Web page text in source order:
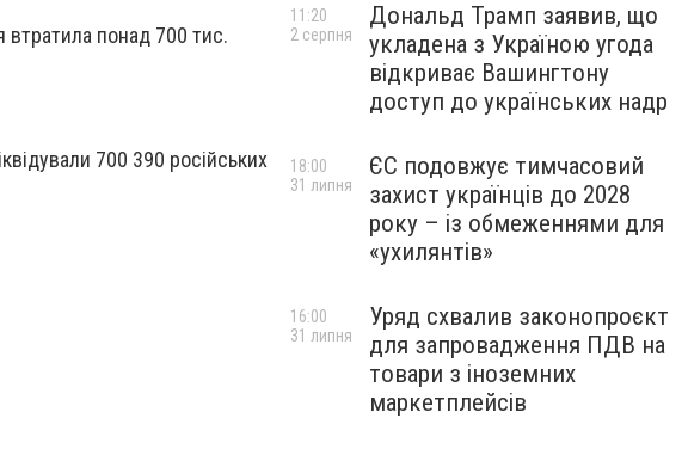
втратила понад 700 тис.
700 390 російських
Дональд Трамп заявив, що
укладена з Україною угода
відкриває Вашингтону
доступ до українських надр
11:20
2 серпня
ЄС подовжує тимчасовий
захист українців до 2028
року – із обмеженнями для
«ухилянтів»
18:00
31 липня
Уряд схвалив законопроєкт
для запровадження ПДВ на
товари з іноземних
маркетплейсів
16:00
31 липня